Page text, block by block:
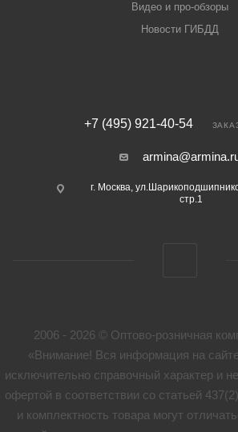
Видео и про-обзоры
Новости ГИБДД
+7 (495) 921-40-54
г. Москва,
стр.1
2006 - 2026 © Оптово-розничная
«Внимание! Вся информация на
исключительно справочный характер и
офертой в соответствии со статьей
и комплектность товара могут